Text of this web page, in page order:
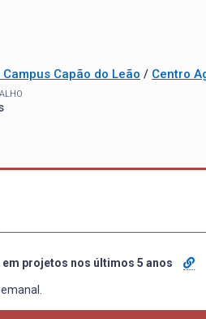
Capão do Leão / Centro
projetos nos últimos 5 anos